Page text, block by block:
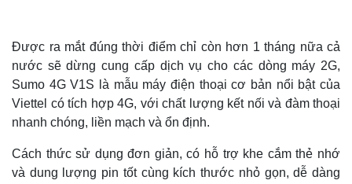
Thế giới
Quan sát
Cuộc sống đó đây
Multimedia
Video
Ảnh
Được ra mắt đúng thời điểm chỉ còn hơn 1 tháng nữa cả
nước sẽ dừng cung cấp dịch vụ cho các dòng máy 2G,
Sumo 4G V1S là mẫu máy điện thoại cơ bản nổi bật của
Viettel có tích hợp 4G, với chất lượng kết nối và đàm thoại
nhanh chóng, liền mạch và ổn định.
Cách thức sử dụng đơn giản, có hỗ trợ khe cắm thẻ nhớ
và dung lượng pin tốt cùng kích thước nhỏ gọn, dễ dàng